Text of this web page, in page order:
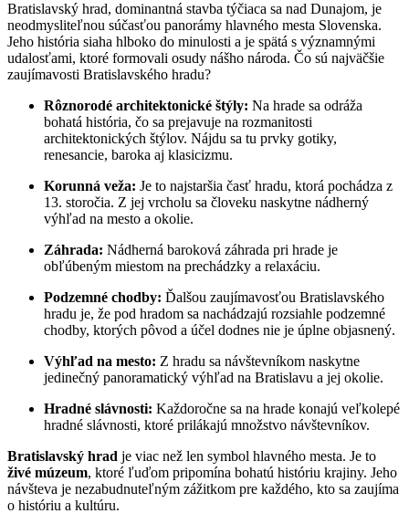
Bratislavský hrad, dominantná stavba týčiaca sa nad Dunajom, je
neodmysliteľnou súčasťou panorámy hlavného mesta Slovenska.
Jeho história siaha hlboko do minulosti a je spätá s významnými
udalosťami, ktoré formovali osudy nášho národa. Čo sú najväčšie
zaujímavosti Bratislavského hradu?
Rôznorodé architektonické štýly: Na hrade sa odráža
bohatá história, čo sa prejavuje na rozmanitosti
architektonických štýlov. Nájdu sa tu prvky gotiky,
renesancie, baroka aj klasicizmu.
Korunná veža: Je to najstaršia časť hradu, ktorá pochádza z
13. storočia. Z jej vrcholu sa človeku naskytne nádherný
výhľad na mesto a okolie.
Záhrada: Nádherná baroková záhrada pri hrade je
obľúbeným miestom na prechádzky a relaxáciu.
Podzemné chodby: Ďalšou zaujímavosťou Bratislavského
hradu je, že pod hradom sa nachádzajú rozsiahle podzemné
chodby, ktorých pôvod a účel dodnes nie je úplne objasnený.
Výhľad na mesto: Z hradu sa návštevníkom naskytne
jedinečný panoramatický výhľad na Bratislavu a jej okolie.
Hradné slávnosti: Každoročne sa na hrade konajú veľkolepé
hradné slávnosti, ktoré prilákajú množstvo návštevníkov.
Bratislavský hrad je viac než len symbol hlavného mesta. Je to
živé múzeum, ktoré ľuďom pripomína bohatú históriu krajiny. Jeho
návšteva je nezabudnuteľným zážitkom pre každého, kto sa zaujíma
o históriu a kultúru.